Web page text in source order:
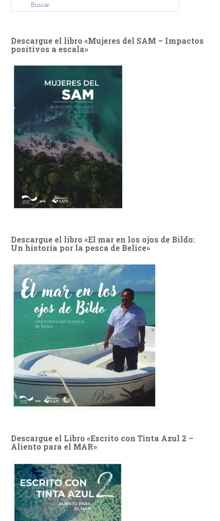
Descargue el libro «Mujeres del SAM – Impactos
positivos a escala»
Descargue el libro «El mar en los ojos de Bildo:
Un historia por la pesca de Belice»
Descargue el Libro «Escrito con Tinta Azul 2 –
Aliento para el MAR»